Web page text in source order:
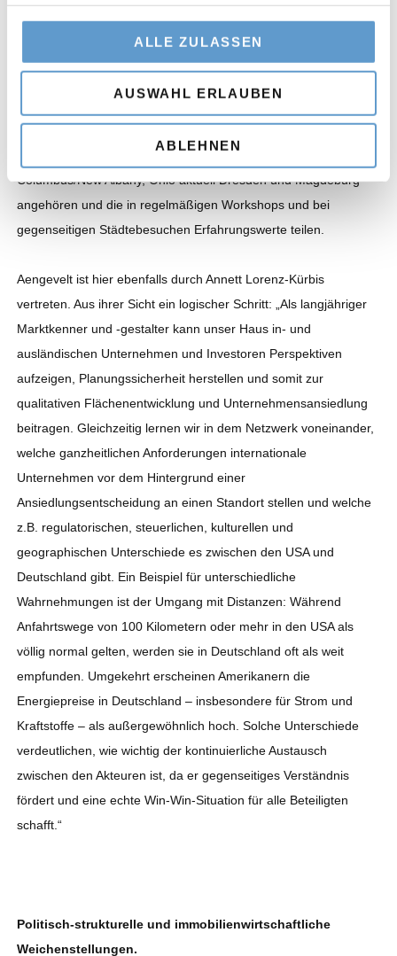
ALLE ZULASSEN
AUSWAHL ERLAUBEN
ABLEHNEN
Deutsch-Amerikanischen Halbleiter-Städte-Netzwerkes etabliert,
dem neben den amerikanischen Städten Chandler, Arizona und
Columbus/New Albany, Ohio aktuell Dresden und Magdeburg
angehören und die in regelmäßigen Workshops und bei
gegenseitigen Städtebesuchen Erfahrungswerte teilen.
Aengevelt ist hier ebenfalls durch Annett Lorenz-Kürbis
vertreten. Aus ihrer Sicht ein logischer Schritt: „Als langjähriger
Marktkenner und -gestalter kann unser Haus in- und
ausländischen Unternehmen und Investoren Perspektiven
aufzeigen, Planungssicherheit herstellen und somit zur
qualitativen Flächenentwicklung und Unternehmensansiedlung
beitragen. Gleichzeitig lernen wir in dem Netzwerk voneinander,
welche ganzheitlichen Anforderungen internationale
Unternehmen vor dem Hintergrund einer
Ansiedlungsentscheidung an einen Standort stellen und welche
z.B. regulatorischen, steuerlichen, kulturellen und
geographischen Unterschiede es zwischen den USA und
Deutschland gibt. Ein Beispiel für unterschiedliche
Wahrnehmungen ist der Umgang mit Distanzen: Während
Anfahrtswege von 100 Kilometern oder mehr in den USA als
völlig normal gelten, werden sie in Deutschland oft als weit
empfunden. Umgekehrt erscheinen Amerikanern die
Energiepreise in Deutschland – insbesondere für Strom und
Kraftstoffe – als außergewöhnlich hoch. Solche Unterschiede
verdeutlichen, wie wichtig der kontinuierliche Austausch
zwischen den Akteuren ist, da er gegenseitiges Verständnis
fördert und eine echte Win-Win-Situation für alle Beteiligten
schafft.“
Politisch-strukturelle und immobilienwirtschaftliche
Weichenstellungen.